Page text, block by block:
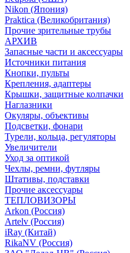
Nikon (Япония)
Praktica (Великобритания)
Прочие зрительные трубы
АРХИВ
Запасные части и аксессуары
Источники питания
Кнопки, пульты
Крепления, адаптеры
Крышки, защитные колпачки
Наглазники
Окуляры, объективы
Подсветки, фонари
Турели, кольца, регуляторы
Увеличители
Уход за оптикой
Чехлы, ремни, футляры
Штативы, подставки
Прочие аксессуары
ТЕПЛОВИЗОРЫ
Arkon (Россия)
Artelv (Россия)
iRay (Китай)
RikaNV (Россия)